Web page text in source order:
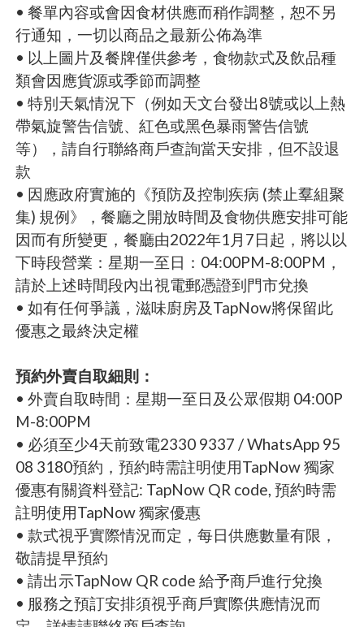
• 餐單內容或會因食材供應而稍作調整，恕不另
行通知，一切以商品之最新公佈為準
• 以上圖片及餐牌僅供參考，食物款式及飲品種
類會因應貨源或季節而調整
• 特別天氣情況下（例如天文台發出8號或以上熱
帶氣旋警告信號、紅色或黑色暴雨警告信號
等），請自行聯絡商戶查詢當天安排，但不設退
款
• 因應政府實施的《預防及控制疾病 (禁止羣組聚
集) 規例》，餐廳之開放時間及食物供應安排可能
因而有所變更，餐廳由2022年1月7日起，將以以
下時段營業：星期一至日：04:00PM-8:00PM，
請於上述時間段內出視電郵憑證到門市兌換
• 如有任何爭議，滋味廚房及TapNow將保留此
優惠之最終決定權
預約外賣自取細則：
• 外賣自取時間：星期一至日及公眾假期 04:00P
M-8:00PM
• 必須至少4天前致電2330 9337 / WhatsApp 95
08 3180預約，預約時需註明使用TapNow 獨家
優惠有關資料登記: TapNow QR code, 預約時需
註明使用TapNow 獨家優惠
• 款式視乎實際情況而定，每日供應數量有限，
敬請提早預約
• 請出示TapNow QR code 給予商戶進行兌換
• 服務之預訂安排須視乎商戶實際供應情況而